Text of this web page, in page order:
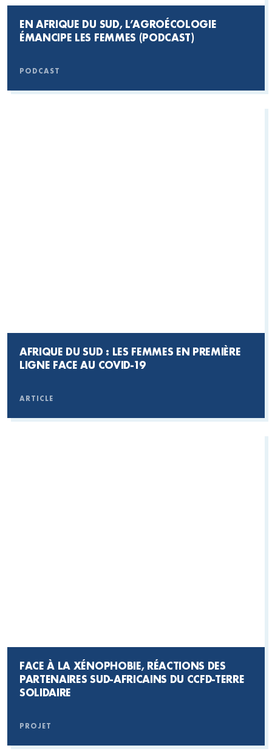
EN AFRIQUE DU SUD, L’AGROÉCOLOGIE
ÉMANCIPE LES FEMMES (PODCAST)
PODCAST
AFRIQUE DU SUD : LES FEMMES EN PREMIÈRE
LIGNE FACE AU COVID-19
ARTICLE
FACE À LA XÉNOPHOBIE, RÉACTIONS DES
PARTENAIRES SUD-AFRICAINS DU CCFD-TERRE
SOLIDAIRE
PROJET